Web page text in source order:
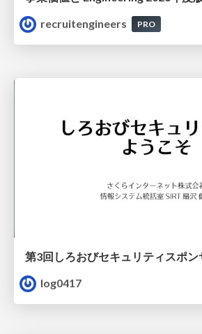
recruitengineers
PRO
第3回しろおびセキュリティスポ
log0417